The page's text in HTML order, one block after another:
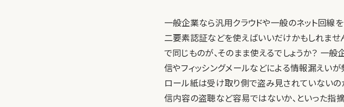
一般企業なら汎用クラウドや一般のネット回線
二要素認証などを使えばいいだけかもしれませ
で同じものが、そのまま使えるでしょうか？ 一
信やフィッシングメールなどによる情報漏えいが
ロール紙は受け取り側で盗み見されていないの
信内容の盗聴など容易ではないか、といった指